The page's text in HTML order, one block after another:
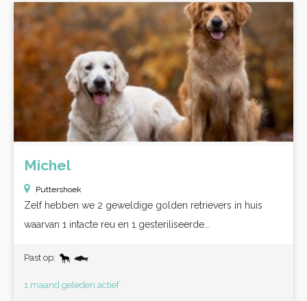
Michel
Puttershoek
Zelf hebben we 2 geweldige golden retrievers in huis
waarvan 1 intacte reu en 1 gesteriliseerde...
Past op:
1 maand geleden actief